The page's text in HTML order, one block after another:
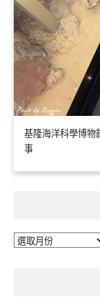
基隆海洋科學博物
事
彙